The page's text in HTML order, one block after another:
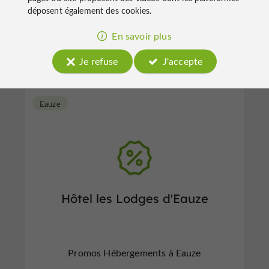
Hôtel les Lodges d'Eauze
Eauze
Promos Hébergements à Eauze
déposent également des cookies.
En savoir plus
Je refuse
J'accepte